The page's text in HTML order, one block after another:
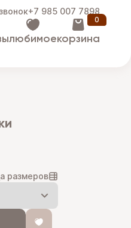
+7 985 007 7898
любимое
0
корзина
размеров